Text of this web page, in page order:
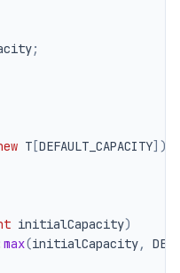
;
T [DEFAULT_CAPACITY] )
initialCapacity)
max(initialCapacity,